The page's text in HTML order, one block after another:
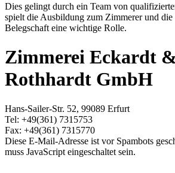
Dies gelingt durch ein Team von
spielt die Ausbildung zum Zimmerer und
Belegschaft eine wichtige Rolle.
Zimmerei Eckardt
Rothhardt GmbH
Hans-Sailer-Str. 52, 99089 Erfurt
Tel: +49(361) 7315753
Fax: +49(361) 7315770
Diese E-Mail-Adresse ist vor Spambots
muss JavaScript eingeschaltet sein.